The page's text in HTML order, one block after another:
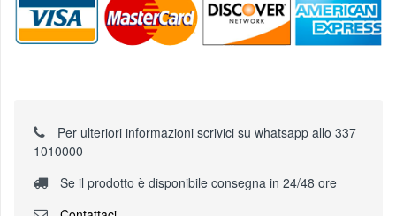
Per ulteriori informazioni scrivici su whatsapp allo 337
1010000
Se il prodotto è disponibile consegna in 24/48 ore